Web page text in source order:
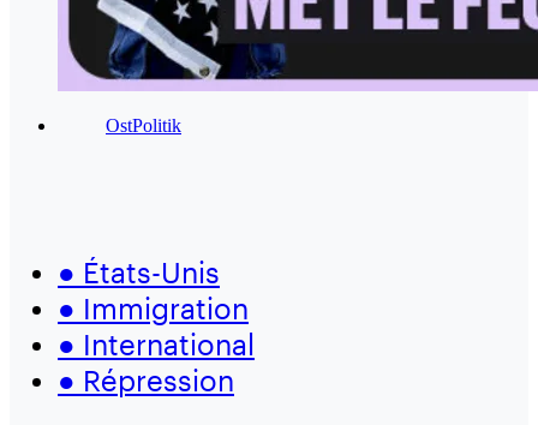
OstPolitik
● États-Unis
● Immigration
● International
● Répression